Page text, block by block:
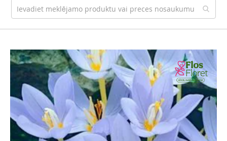
Iet
uz
galerijas
beigām